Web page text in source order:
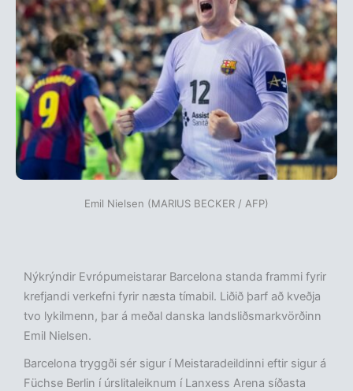
Emil Nielsen (MARIUS BECKER / AFP)
Nýkrýndir Evrópumeistarar Barcelona standa frammi fyrir
krefjandi verkefni fyrir næsta tímabil. Liðið þarf að kveðja
tvo lykilmenn, þar á meðal danska landsliðsmarkvörðinn
Emil Nielsen.
Barcelona tryggði sér sigur í Meistaradeildinni eftir sigur á
Füchse Berlin í úrslitaleiknum í Lanxess Arena síðasta